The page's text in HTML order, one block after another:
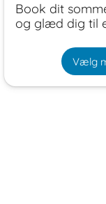
Book dit
og glæd dig til
Vælg